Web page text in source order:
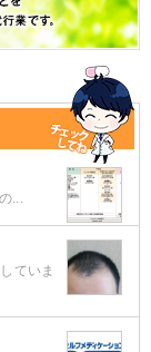
...
ていま